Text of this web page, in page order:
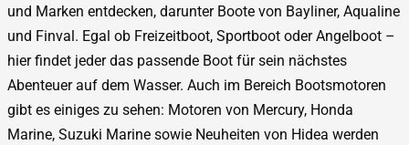
und Marken entdecken, darunter Boote von Bayliner, Aqualine
und Finval. Egal ob Freizeitboot, Sportboot oder Angelboot –
hier findet jeder das passende Boot für sein nächstes
Abenteuer auf dem Wasser. Auch im Bereich Bootsmotoren
gibt es einiges zu sehen: Motoren von Mercury, Honda
Marine, Suzuki Marine sowie Neuheiten von Hidea werden